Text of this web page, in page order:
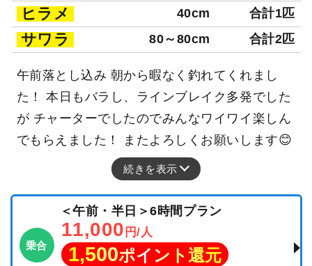
ヒラメ 40cm 合計1匹
サワラ 80～80cm 合計2匹
午前落とし込み 朝から暇なく釣れてくれまし
た！ 本日もバラし、ラインブレイク多発でした
が チャーターでしたのでみんなワイワイ楽しん
でもらえました！ またよろしくお願いします😊
続きを表示
乗合
＜午前・半日＞6時間プラン
11,000 円/人
1,500ポイント還元